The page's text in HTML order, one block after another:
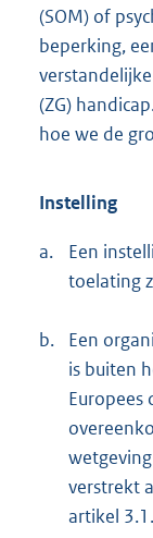
(SOM) of
beperking,
(ZG)
hoe we de
Instelling
a.
Een
toelating
b.
Een
is buiten
Europees
verstrekt
artikel